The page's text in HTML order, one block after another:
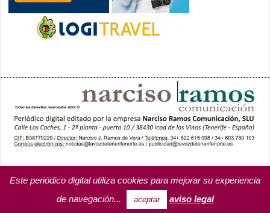
PORTADA YCODEN DAUTE (7)
VALLE DE LA OROTAVA (3)
ACENTEJO (5)
INSULAR REGIONAL
CULTURA
OPINIÓN
MISCELÁNEA
PROGRAMAS DE YCODEN DAUTE RADIO
TARIFA PUBLICITARIA
Este periódico digital utiliza cookies para mejorar su experiencia
de navegación...
aceptar aviso legal